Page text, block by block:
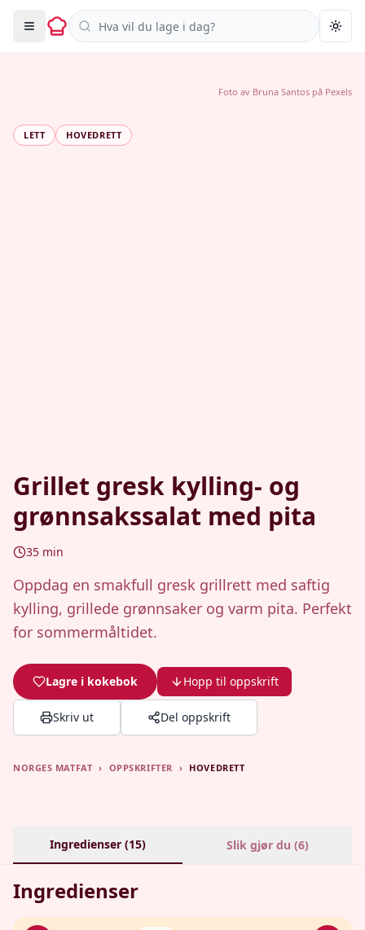
Søk i oppskrifter
LETT HOVEDRETT
Grillet gresk kylling- og
grønnsakssalat med pita
35 min
Oppdag en smakfull gresk grillrett med saftig
kylling, grillede grønnsaker og varm pita. Perfekt
for sommermåltidet.
Lagre i kokebok Hopp til oppskrift
Skriv ut Del oppskrift
Foto av Bruna Santos på Pexels
NORGES MATFAT › OPPSKRIFTER › HOVEDRETT
Ingredienser (15) Slik gjør du (6)
Ingredienser